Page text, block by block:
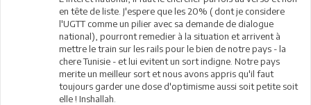
en tête de liste. J'espere que les 20% ( dont je considere
l'UGTT comme un pilier avec sa demande de dialogue
national), pourront remedier à la situation et arrivent à
mettre le train sur les rails pour le bien de notre pays - la
chere Tunisie - et lui evitent un sort indigne. Notre pays
merite un meilleur sort et nous avons appris qu'il faut
toujours garder une dose d'optimisme aussi soit petite soit
elle ! Inshallah.